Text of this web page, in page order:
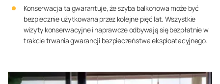
Konserwacja ta gwarantuje, że szyba balkonowa może być
bezpiecznie użytkowana przez kolejne pięć lat. Wszystkie
wizyty konserwacyjne i naprawcze odbywają się bezpłatnie w
trakcie trwania gwarancji bezpieczeństwa eksploatacyjnego.